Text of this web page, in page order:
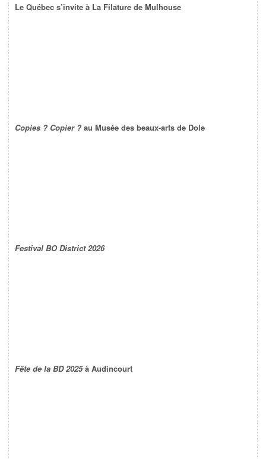
Le Québec s’invite à La Filature de Mulhouse
Copies ? Copier ? au Musée des beaux-arts de Dole
Festival BO District 2026
Fête de la BD 2025à Audincourt